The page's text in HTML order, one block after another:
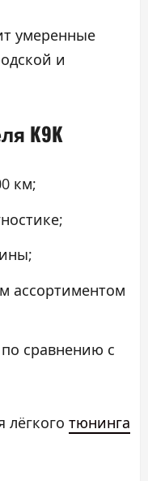
умеренные
и
K9K
км;
ассортиментом
сравнению с
тюнинга